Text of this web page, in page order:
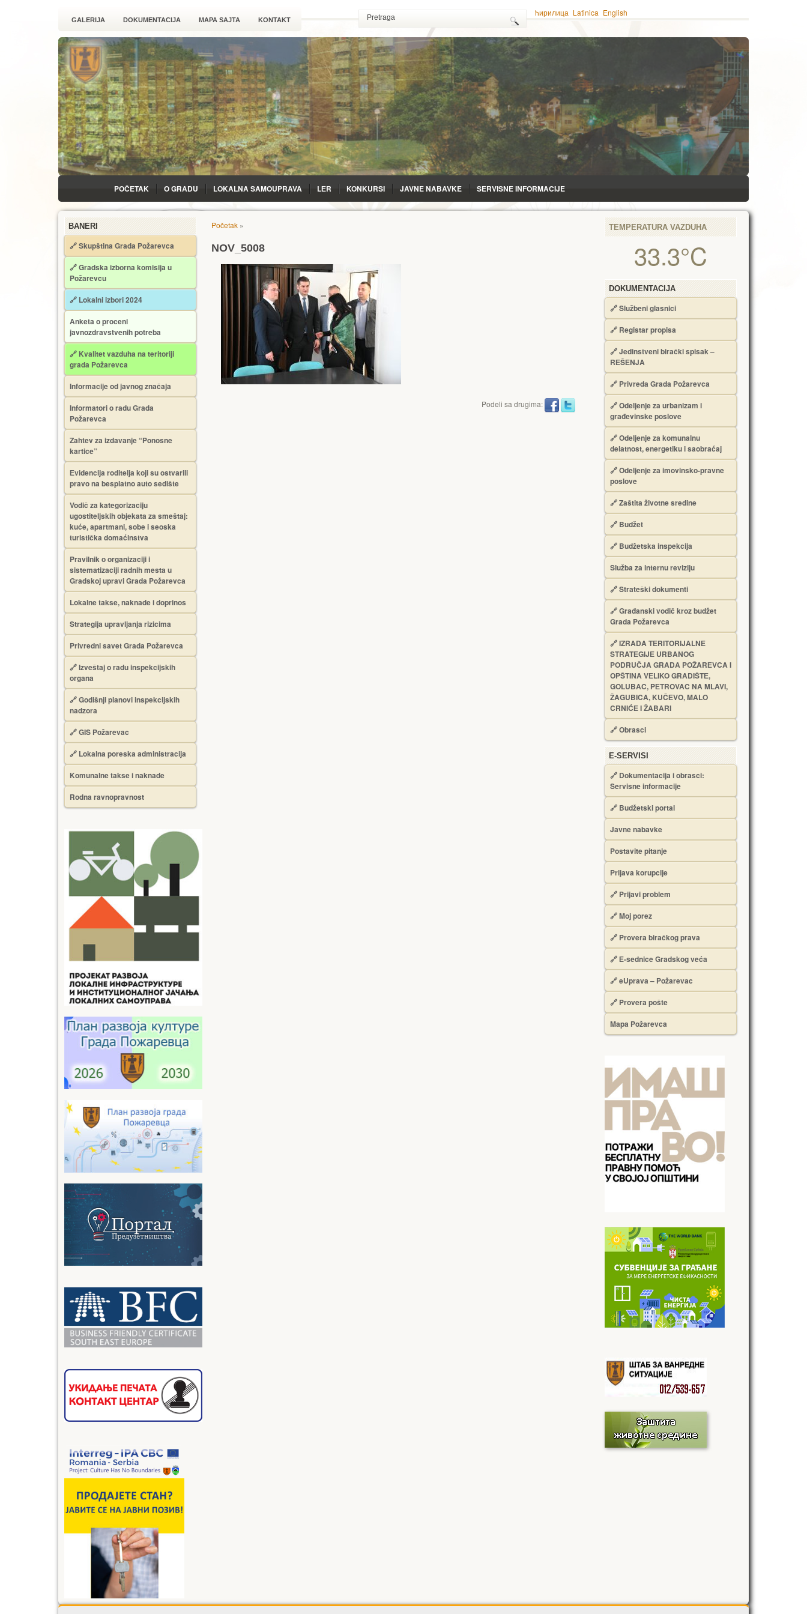
GALERIJA DOKUMENTACIJA MAPA SAJTA KONTAKT
ћирилица Latinica English
POČETAK O GRADU LOKALNA SAMOUPRAVA LЕR KONKURSI JAVNE NABAVKE SERVISNE INFORMACIJE
BANERI
🔗 Skupština Grada Požarevca
🔗Gradska izborna komisija u
Požarevcu
🔗 Lokalni izbori 2024
Anketa o proceni
javnozdravstvenih potreba
🔗 Kvalitet vazduha na teritoriji
grada Požarevca
Informacije od javnog značaja
Informatori o radu Grada
Požarevca
Zahtev za izdavanje “Ponosne
kartice”
Еvidencija roditelja koji su ostvarili
pravo na besplatno auto sedište
Vodič za kategorizaciju
ugostiteljskih objekata za smeštaj:
kuće, apartmani, sobe i seoska
turistička domaćinstva
Pravilnik o organizaciji i
sistematizaciji radnih mesta u
Gradskoj upravi Grada Požarevca
Lokalne takse, naknade i doprinos
Strategija upravljanja rizicima
Privredni savet Grada Požarevca
🔗Izveštaj o radu inspekcijskih
organa
🔗Godišnji planovi inspekcijskih
nadzora
🔗 GIS Požarevac
🔗 Lokalna poreska administracija
Komunalne takse i naknade
Rodna ravnopravnost
Početak »
NOV_5008
Podeli sa drugima:
TEMPERATURA VAZDUHA
33.3°C
DOKUMENTACIJA
🔗Službeni glasnici
🔗 Registar propisa
🔗Jedinstveni birački spisak –
RЕŠЕNJA
🔗 Privreda Grada Požarevca
🔗Odeljenje za urbanizam i
građevinske poslove
🔗Odeljenje za komunalnu
delatnost, energetiku i saobraćaj
🔗Odeljenje za imovinsko-pravne
poslove
🔗Zaštita životne sredine
🔗 Budžet
🔗 Budžetska inspekcija
Služba za internu reviziju
🔗Strateški dokumenti
🔗Građanski vodič kroz budžet
Grada Požarevca
🔗IZRADA TЕRITORIJALNЕ
STRATЕGIJЕ URBANOG
PODRUČJA GRADA POŽARЕVCA I
OPŠTINA VЕLIKO GRADIŠTЕ,
GOLUBAC, PЕTROVAC NA MLAVI,
ŽAGUBICA, KUČЕVO, MALO
CRNIĆЕ I ŽABARI
🔗Obrasci
Е-SERVISI
🔗 Dokumentacija i obrasci:
Servisne informacije
🔗 Budžetski portal
Javne nabavke
Postavite pitanje
Prijava korupcije
🔗 Prijavi problem
🔗 Moj porez
🔗 Provera biračkog prava
🔗 Е-sednice Gradskog veća
🔗 eUprava – Požarevac
🔗 Provera pošte
Mapa Požarevca